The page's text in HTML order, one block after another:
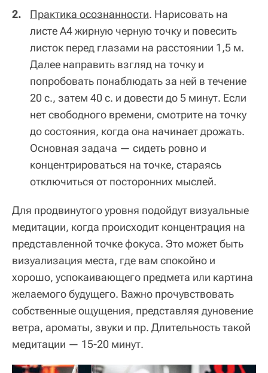
Практика осознанности. Нарисовать на
листе А4 жирную черную точку и повесить
листок перед глазами на расстоянии 1,5 м.
Далее направить взгляд на точку и
попробовать понаблюдать за ней в течение
20 с., затем 40 с. и довести до 5 минут. Если
нет свободного времени, смотрите на точку
до состояния, когда она начинает дрожать.
Основная задача — сидеть ровно и
концентрироваться на точке, стараясь
отключиться от посторонних мыслей.
Для продвинутого уровня подойдут визуальные
медитации, когда происходит концентрация на
представленной точке фокуса. Это может быть
визуализация места, где вам спокойно и
хорошо, успокаивающего предмета или картина
желаемого будущего. Важно прочувствовать
собственные ощущения, представляя дуновение
ветра, ароматы, звуки и пр. Длительность такой
медитации — 15-20 минут.